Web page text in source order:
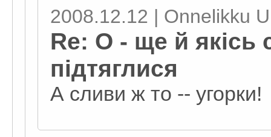
2008.12.12 | Onnelikku
Re: О - ще й якісь
підтяглися
А сливи ж то -- угорки!